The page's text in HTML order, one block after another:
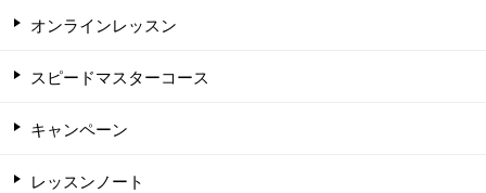
オンラインレッスン
スピードマスターコース
キャンペーン
レッスンノート